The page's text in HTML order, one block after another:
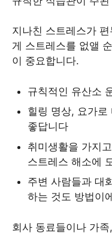
지나친 스트레스가
게 스트레스를 없앨
이 중요합니다.
규칙적인 유산소
힐링 명상, 요가로
좋답니다
취미생활을 가지
스트레스 해소에
주변 사람들과 대
하는 것도 방법이
회사 동료들이나 가